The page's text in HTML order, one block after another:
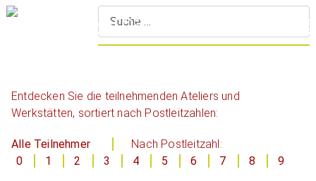
Entdecken Sie die teilnehmenden Ateliers und
Werkstätten, sortiert nach Postleitzahlen:
Alle Teilnehmer
Nach Postleitzahl:
0
1 2 3 4 5 6 7 8 9